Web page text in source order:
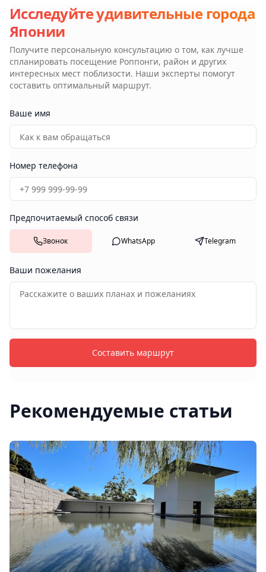
Исследуйте удивительные города
Японии
Получите персональную консультацию о том, как лучше
спланировать посещение Роппонги, район и других
интересных мест поблизости. Наши эксперты помогут
составить оптимальный маршрут.
Ваше имя
Номер телефона
Предпочитаемый способ связи
Звонок WhatsApp Telegram
Ваши пожелания
Составить маршрут
Рекомендуемые статьи